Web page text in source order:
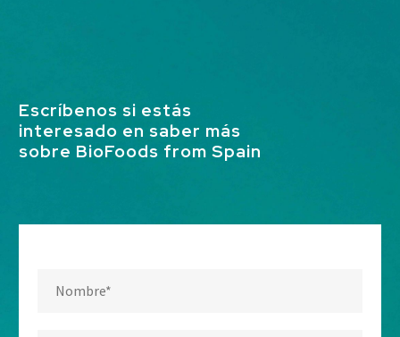
Escríbenos si estás
interesado en saber más
sobre BioFoods from Spain